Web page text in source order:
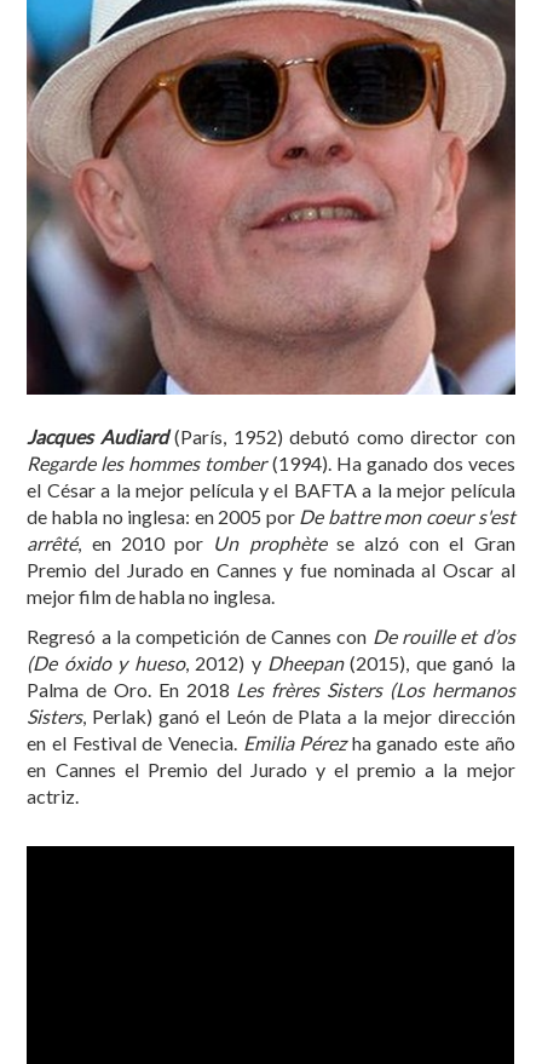
Jacques Audiard(París, 1952) debutó como director con
Regarde les hommes tomber(1994). Ha ganado dos veces
el César a la mejor película y el BAFTA a la mejor película
de habla no inglesa: en 2005 por De battre mon coeur s'est
arrêté, en 2010 por Un prophètese alzó con el Gran
Premio del Jurado en Cannes y fue nominada al Oscar al
mejor film de habla no inglesa.
Regresó a la competición de Cannes con De rouille et d’os
(De óxido y hueso, 2012) y Dheepan(2015), que ganó la
Palma de Oro. En 2018 Les frères Sisters (Los hermanos
Sisters, Perlak) ganó el León de Plata a la mejor dirección
en el Festival de Venecia. Emilia Pérezha ganado este año
en Cannes el Premio del Jurado y el premio a la mejor
actriz.